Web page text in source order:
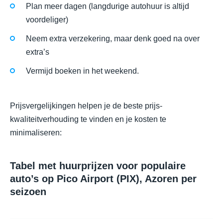
Plan meer dagen (langdurige autohuur is altijd
voordeliger)
Neem extra verzekering, maar denk goed na over
extra’s
Vermijd boeken in het weekend.
Prijsvergelijkingen helpen je de beste prijs-
kwaliteitverhouding te vinden en je kosten te
minimaliseren:
Tabel met huurprijzen voor populaire
auto’s op Pico Airport (PIX), Azoren per
seizoen